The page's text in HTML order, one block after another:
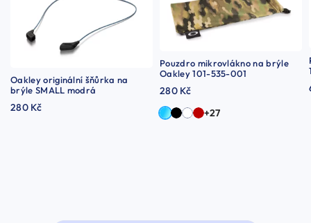
Oakley originální šňůrka na
brýle SMALL modrá
280 Kč
Pouzdro mikrovlákno na brýle
Oakley 101-535-001
280 Kč
+27